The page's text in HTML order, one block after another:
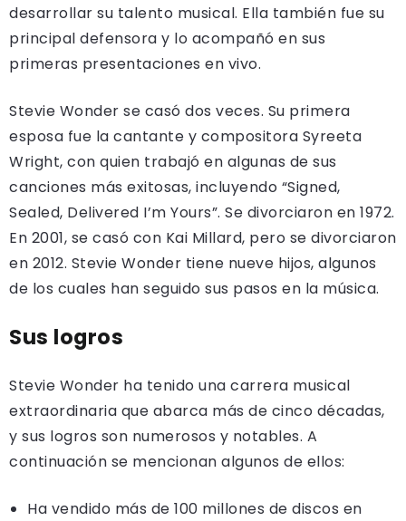
desarrollar su talento musical. Ella también fue su
principal defensora y lo acompañó en sus
primeras presentaciones en vivo.
Stevie Wonder se casó dos veces. Su primera
esposa fue la cantante y compositora Syreeta
Wright, con quien trabajó en algunas de sus
canciones más exitosas, incluyendo “Signed,
Sealed, Delivered I’m Yours”. Se divorciaron en 1972.
En 2001, se casó con Kai Millard, pero se divorciaron
en 2012. Stevie Wonder tiene nueve hijos, algunos
de los cuales han seguido sus pasos en la música.
Sus logros
Stevie Wonder ha tenido una carrera musical
extraordinaria que abarca más de cinco décadas,
y sus logros son numerosos y notables. A
continuación se mencionan algunos de ellos:
Ha vendido más de 100 millones de discos en